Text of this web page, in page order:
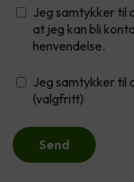
Jeg samtykker til
at jeg kan bli
henvendelse.
Jeg samtykker til
(valgfritt)
Send